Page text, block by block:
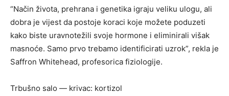
“Način života, prehrana i genetika igraju veliku ulogu, ali
dobra je vijest da postoje koraci koje možete poduzeti
kako biste uravnotežili svoje hormone i eliminirali višak
masnoće. Samo prvo trebamo identificirati uzrok”, rekla je
Saffron Whitehead, profesorica fiziologije.
Trbušno salo — krivac: kortizol